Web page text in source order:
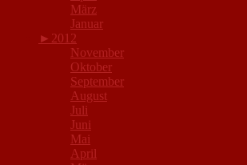
März
Januar
► 2012
November
Oktober
September
August
Juli
Juni
Mai
April